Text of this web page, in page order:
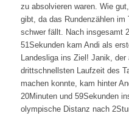
zu absolvieren waren. Wie
gibt, da das Rundenzählen
schwer fällt. Nach insgesamt
51Sekunden kam Andi als
Landesliga ins Ziel! Janik,
drittschnellsten Laufzeit des
machen konnte, kam hinter
20Minuten und 59Sekunden
olympische Distanz nach